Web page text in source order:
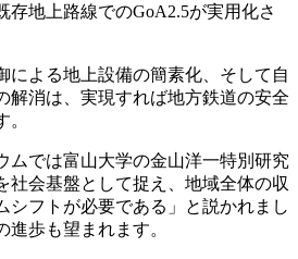
存地上路線でのGoA2.5が実用化さ
による地上設備の簡素化、そして自
解消は、実現すれば地方鉄道の安全
では富山大学の金山洋一特別研究
社会基盤として捉え、地域全体の収
シフトが必要である」と説かれまし
歩も望まれます。